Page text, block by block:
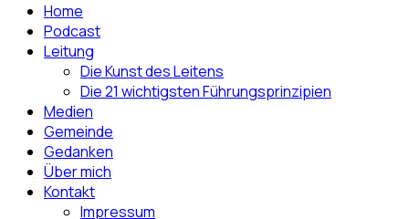
Home
Podcast
Leitung
Die Kunst des Leitens
Die 21 wichtigsten Führungsprinzipien
Medien
Gemeinde
Gedanken
Über mich
Kontakt
Impressum